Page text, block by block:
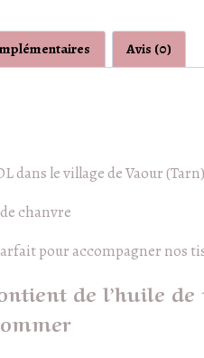
Avis (0)
dans le village de Vaour
chanvre
pour accompagner nos
de l’huile